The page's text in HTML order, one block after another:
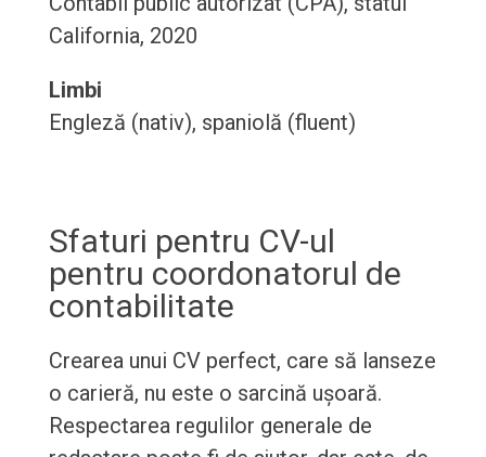
California, 2020
Limbi
Engleză (nativ), spaniolă (fluent)
Sfaturi pentru CV-ul
pentru coordonatorul de
contabilitate
Crearea unui CV perfect, care să lanseze
o carieră, nu este o sarcină ușoară.
Respectarea regulilor generale de